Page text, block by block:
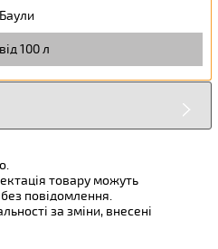
Баули
від 100 л
товару можуть
повідомлення.
за зміни, внесені